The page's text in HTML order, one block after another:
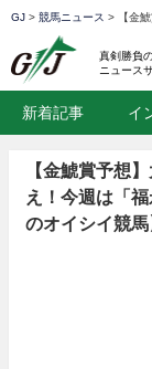
GJ > 競馬ニュース > 【金
真剣勝負
ニュース
新着記事 イ
【金鯱賞予想
え！今週は「
のオイシイ競馬